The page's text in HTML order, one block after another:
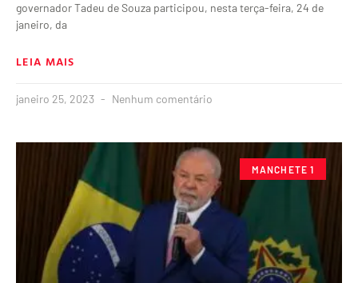
governador Tadeu de Souza participou, nesta terça-feira, 24 de
janeiro, da
LEIA MAIS
janeiro 25, 2023 Nenhum comentário
MANCHETE 1